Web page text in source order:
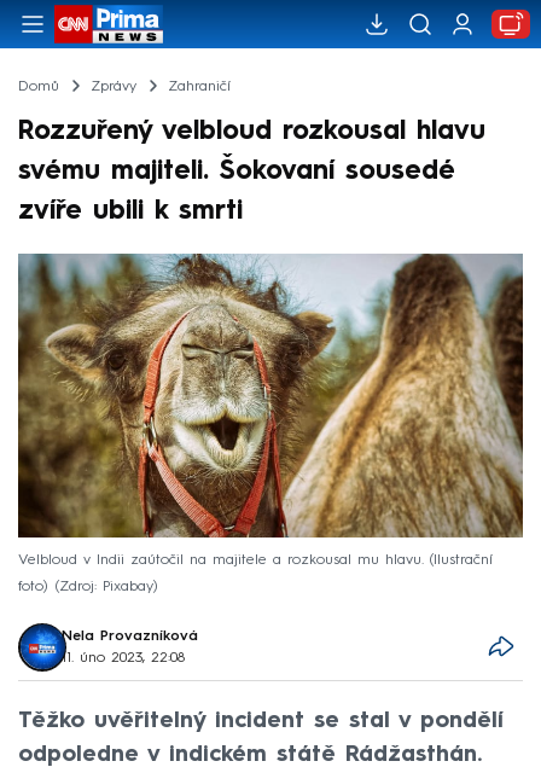
Domů Zprávy Zahraničí
Rozzuřený velbloud rozkousal hlavu
svému majiteli. Šokovaní sousedé
zvíře ubili k smrti
Velbloud v Indii zaútočil na majitele a rozkousal mu hlavu. (Ilustrační
foto)
Zdroj: Pixabay
Nela Provazníková
11. úno 2023, 22:08
Těžko uvěřitelný incident se stal v pondělí
odpoledne v indickém státě Rádžasthán.